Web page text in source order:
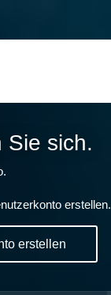
Sie sich.
erstellen.
erstellen